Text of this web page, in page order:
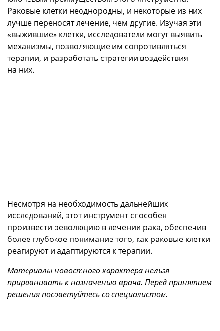
Раковые клетки неоднородны, и некоторые из них
лучше переносят лечение, чем другие. Изучая эти
«выжившие» клетки, исследователи могут выявить
механизмы, позволяющие им сопротивляться
терапии, и разработать стратегии воздействия
на них.
Несмотря на необходимость дальнейших
исследований, этот инструмент способен
произвести революцию в лечении рака, обеспечив
более глубокое понимание того, как раковые клетки
реагируют и адаптируются к терапии.
Материалы новостного характера нельзя
приравнивать к назначению врача. Перед принятием
решения посоветуйтесь со специалистом.